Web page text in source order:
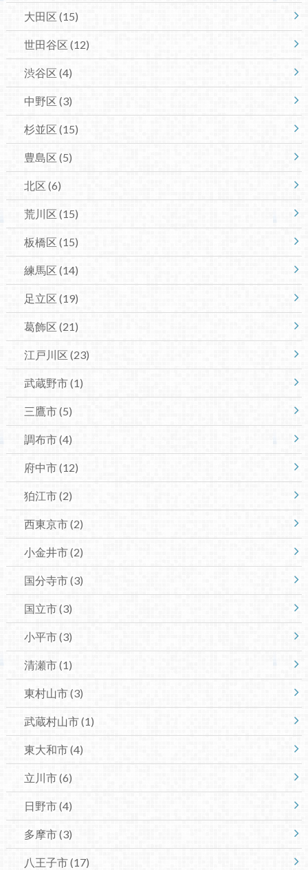
大田区 (15)
世田谷区 (12)
渋谷区 (4)
中野区 (3)
杉並区 (15)
豊島区 (5)
北区 (6)
荒川区 (15)
板橋区 (15)
練馬区 (14)
足立区 (19)
葛飾区 (21)
江戸川区 (23)
武蔵野市(1)
三鷹市(5)
調布市(4)
府中市(12)
狛江市(2)
西東京市(2)
小金井市(2)
国分寺市(3)
国立市(3)
小平市(3)
清瀬市(1)
東村山市(3)
武蔵村山市(1)
東大和市(4)
立川市(6)
日野市(4)
多摩市(3)
八王子市(17)